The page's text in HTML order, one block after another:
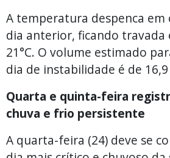
A temperatura despenca em
dia anterior, ficando travada
21°C. O volume estimado
dia de instabilidade é de
Quarta e quinta-feira
chuva e frio persistente
A quarta-feira (24) deve se